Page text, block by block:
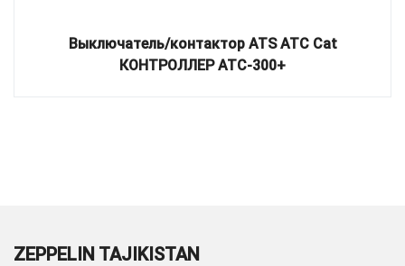
Выключатель/контактор ATS ATC Cat
КОНТРОЛЛЕР ATC-300+
ZEPPELIN TAJIKISTAN